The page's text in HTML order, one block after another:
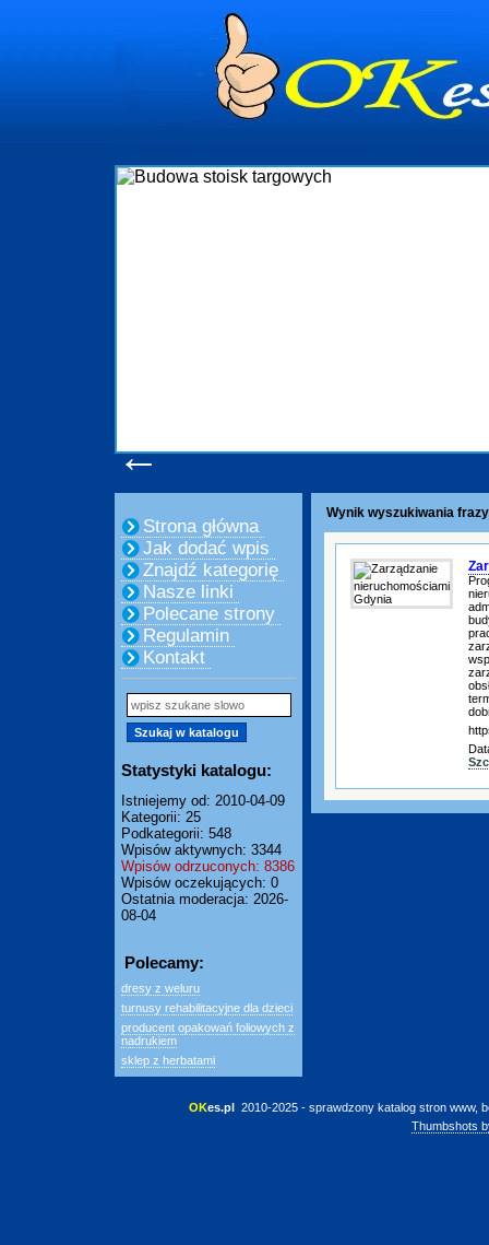
←
Strona główna
Jak dodać wpis
Znajdź kategorię
Nasze linki
Polecane strony
Regulamin
Kontakt
Statystyki katalogu:
Istniejemy od: 2010-04-09
Kategorii: 25
Podkategorii: 548
Wpisów aktywnych: 3344
Wpisów odrzuconych: 8386
Wpisów oczekujących: 0
Ostatnia moderacja: 2026-
08-04
Polecamy:
dresy z weluru
turnusy rehabilitacyjne dla dzieci
producent opakowań foliowych z
nadrukiem
sklep z herbatami
Wynik wyszukiwania
OKes.pl 2010-2025 - sprawdzony katalog stron www,
Thumbshots